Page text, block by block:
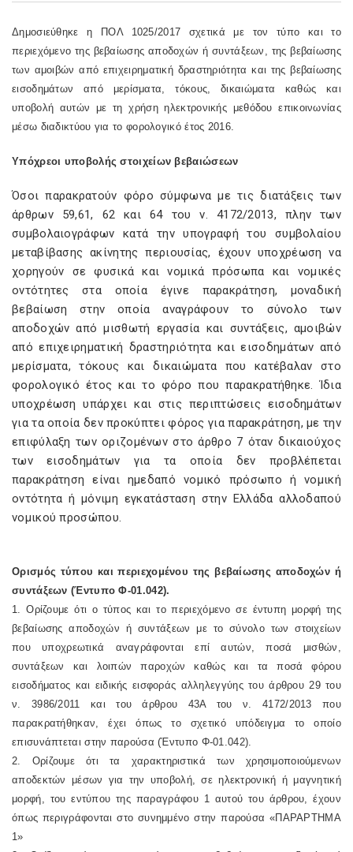
Δημοσιεύθηκε η ΠΟΛ 1025/2017 σχετικά με τον τύπο και το
περιεχόμενο της βεβαίωσης αποδοχών ή συντάξεων, της βεβαίωσης
των αμοιβών από επιχειρηματική δραστηριότητα και της βεβαίωσης
εισοδημάτων από μερίσματα, τόκους, δικαιώματα καθώς και
υποβολή αυτών με τη χρήση ηλεκτρονικής μεθόδου επικοινωνίας
μέσω διαδικτύου για το φορολογικό έτος 2016.
Υπόχρεοι υποβολής στοιχείων βεβαιώσεων
Όσοι παρακρατούν φόρο σύμφωνα με τις διατάξεις των
άρθρων 59,61, 62 και 64 του ν. 4172/2013, πλην των
συμβολαιογράφων κατά την υπογραφή του συμβολαίου
μεταβίβασης ακίνητης περιουσίας, έχουν υποχρέωση να
χορηγούν σε φυσικά και νομικά πρόσωπα και νομικές
οντότητες στα οποία έγινε παρακράτηση, μοναδική
βεβαίωση στην οποία αναγράφουν το σύνολο των
αποδοχών από μισθωτή εργασία και συντάξεις, αμοιβών
από επιχειρηματική δραστηριότητα και εισοδημάτων από
μερίσματα, τόκους και δικαιώματα που κατέβαλαν στο
φορολογικό έτος και το φόρο που παρακρατήθηκε. Ίδια
υποχρέωση υπάρχει και στις περιπτώσεις εισοδημάτων
για τα οποία δεν προκύπτει φόρος για παρακράτηση, με την
επιφύλαξη των οριζομένων στο άρθρο 7 όταν δικαιούχος
των εισοδημάτων για τα οποία δεν προβλέπεται
παρακράτηση είναι ημεδαπό νομικό πρόσωπο ή νομική
οντότητα ή μόνιμη εγκατάσταση στην Ελλάδα αλλοδαπού
νομικού προσώπου.
Ορισμός τύπου και περιεχομένου της βεβαίωσης αποδοχών ή
συντάξεων (Έντυπο Φ-01.042).
1. Ορίζουμε ότι ο τύπος και το περιεχόμενο σε έντυπη μορφή της
βεβαίωσης αποδοχών ή συντάξεων με το σύνολο των στοιχείων
που υποχρεωτικά αναγράφονται επί αυτών, ποσά μισθών,
συντάξεων και λοιπών παροχών καθώς και τα ποσά φόρου
εισοδήματος και ειδικής εισφοράς αλληλεγγύης του άρθρου 29 του
ν. 3986/2011 και του άρθρου 43Α του ν. 4172/2013 που
παρακρατήθηκαν, έχει όπως το σχετικό υπόδειγμα το οποίο
επισυνάπτεται στην παρούσα (Έντυπο Φ-01.042).
2. Ορίζουμε ότι τα χαρακτηριστικά των χρησιμοποιούμενων
αποδεκτών μέσων για την υποβολή, σε ηλεκτρονική ή μαγνητική
μορφή, του εντύπου της παραγράφου 1 αυτού του άρθρου, έχουν
όπως περιγράφονται στο συνημμένο στην παρούσα «ΠΑΡΑΡΤΗΜΑ
1»